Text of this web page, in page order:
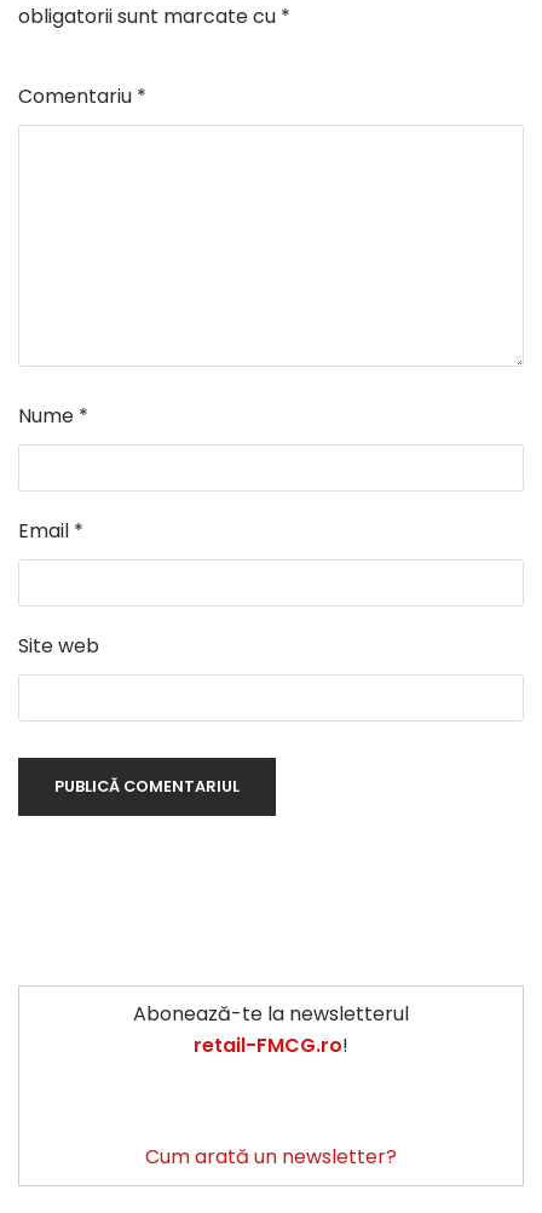
obligatorii sunt marcate cu *
Comentariu *
Nume *
Email *
Site web
Abonează-te la newsletterul
retail-FMCG.ro!
Cum arată un newsletter?